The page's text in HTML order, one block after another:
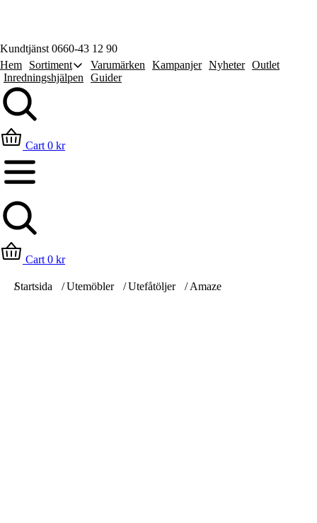
Kundtjänst 0660-43 12 90
Hem
Sortiment Varumärken Kampanjer Nyheter Outlet
Inredningshjälpen
Guider
Cart 0 kr
Cart 0 kr
Du är här:
Startsida Utemöbler Utefåtöljer Amaze